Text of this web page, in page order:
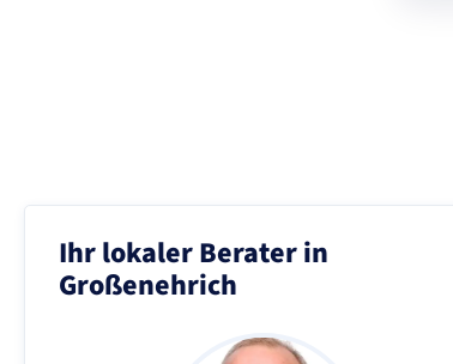
Ihr lokaler Berater in
Großenehrich